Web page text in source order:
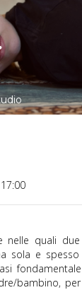
nelle quali
sola e
bambino, per